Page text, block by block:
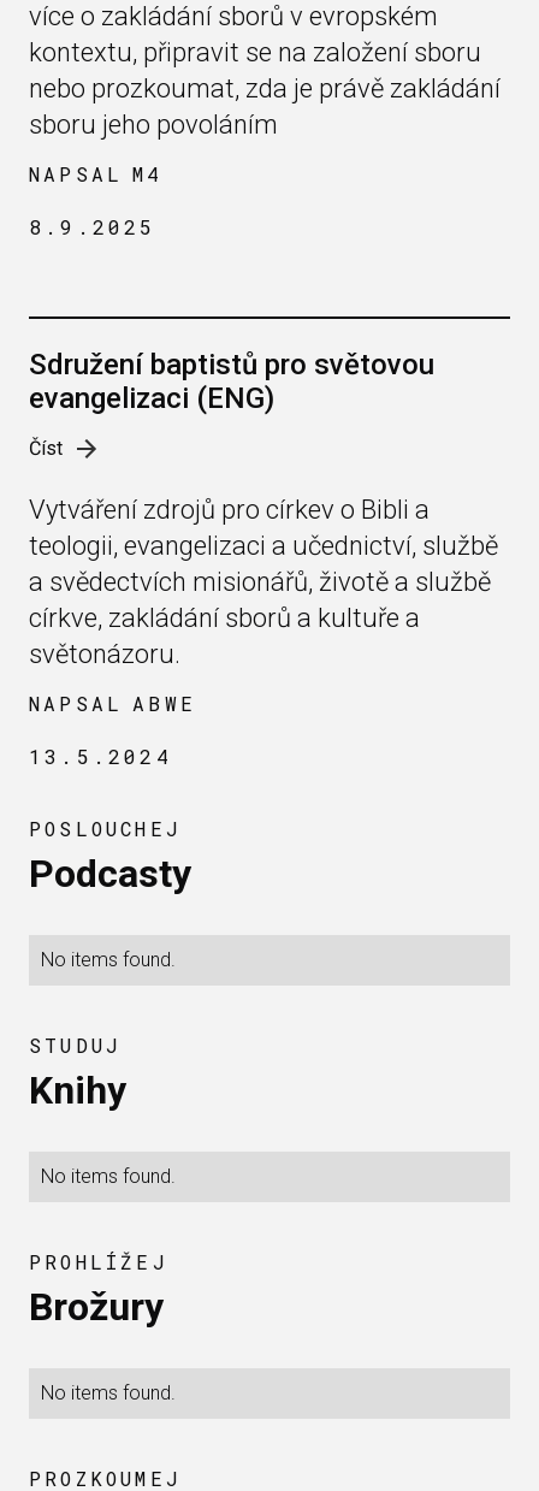
více o zakládání sborů v evropském
kontextu, připravit se na založení sboru
nebo prozkoumat, zda je právě zakládání
sboru jeho povoláním
NAPSAL M4
8.9.2025
Sdružení baptistů pro světovou
evangelizaci (ENG)
Číst
Vytváření zdrojů pro církev o Bibli a
teologii, evangelizaci a učednictví, službě
a svědectvích misionářů, životě a službě
církve, zakládání sborů a kultuře a
světonázoru.
NAPSAL ABWE
13.5.2024
POSLOUCHEJ
Podcasty
No items found.
STUDUJ
Knihy
No items found.
PROHLÍŽEJ
Brožury
No items found.
PROZKOUMEJ